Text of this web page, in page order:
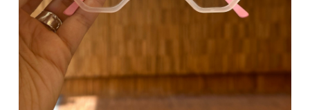
Bausch + Lomb ULTRA